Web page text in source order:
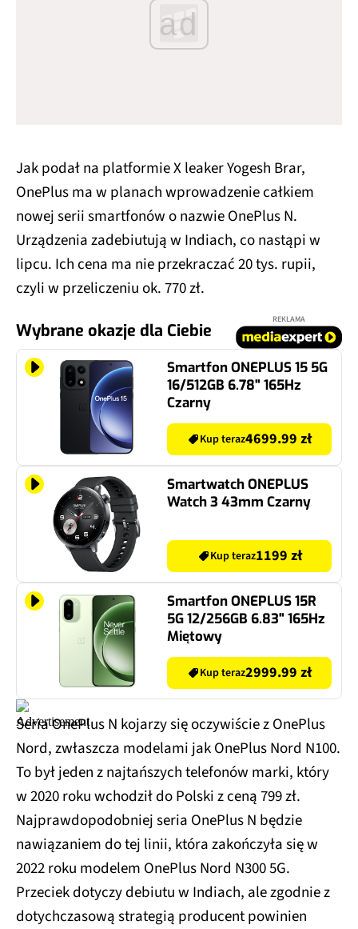
ad
Jak podał na platformie X leaker Yogesh Brar,
OnePlus ma w planach wprowadzenie całkiem
nowej serii smartfonów o nazwie OnePlus N.
Urządzenia zadebiutują w Indiach, co nastąpi w
lipcu. Ich cena ma nie przekraczać 20 tys. rupii,
czyli w przeliczeniu ok. 770 zł.
Wybrane okazje dla Ciebie
REKLAMA
Smartfon ONEPLUS 15 5G
16/512GB 6.78" 165Hz
Czarny
Kup teraz4699.99 zł
Smartwatch ONEPLUS
Watch 3 43mm Czarny
Kup teraz1199 zł
Smartfon ONEPLUS 15R
5G 12/256GB 6.83" 165Hz
Miętowy
Kup teraz2999.99 zł
Seria OnePlus N kojarzy się oczywiście z OnePlus
Nord, zwłaszcza modelami jak OnePlus Nord N100.
To był jeden z najtańszych telefonów marki, który
w 2020 roku wchodził do Polski z ceną 799 zł.
Najprawdopodobniej seria OnePlus N będzie
nawiązaniem do tej linii, która zakończyła się w
2022 roku modelem OnePlus Nord N300 5G.
Przeciek dotyczy debiutu w Indiach, ale zgodnie z
dotychczasową strategią producent powinien